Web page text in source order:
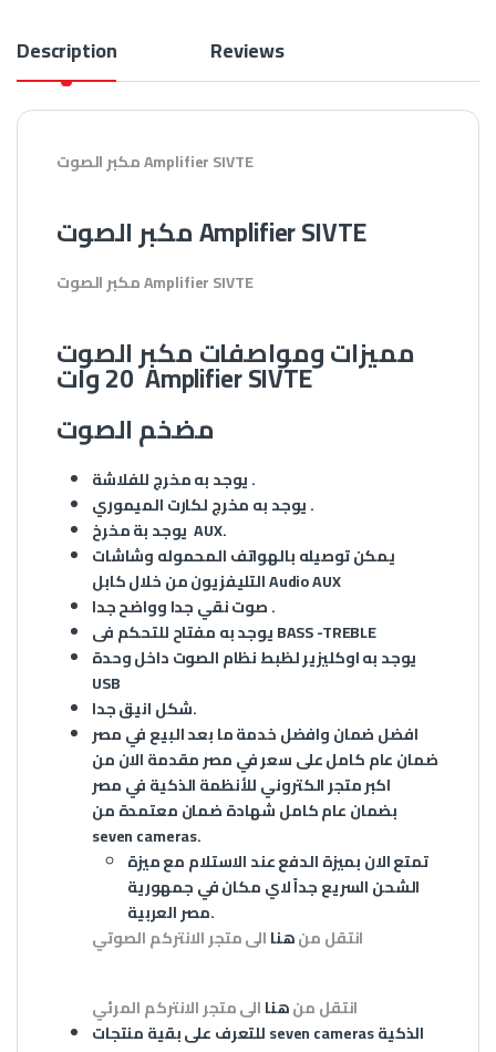
Description Reviews
مكبر الصوت Amplifier SIVTE
مكبر الصوت Amplifier SIVTE
مكبر الصوت Amplifier SIVTE
مميزات ومواصفات مكبر الصوت
20 وات Amplifier SIVTE
مضخم الصوت
يوجد به مخرج للفلاشة .
يوجد به مخرج لكارت الميموري .
يوجد بة مخرخ AUX.
يمكن توصيله بالهواتف المحموله وشاشات
التليفزيون من خلال كابل Audio AUX
صوت نقي جدا وواضح جدا .
يوجد به مفتاح للتحكم فى BASS -TREBLE
يوجد به اوكليزير لظبط نظام الصوت داخل وحدة
USB
شكل انيق جدا.
افضل ضمان وافضل خدمة ما بعد البيع في مصر
ضمان عام كامل على سعر في مصر مقدمة الان من
اكبر متجر الكتروني للأنظمة الذكية في مصر
بضمان عام كامل شهادة ضمان معتمدة من
seven cameras.
تمتع الان بميزة الدفع عند الاستلام مع ميزة
الشحن السريع جداً لاي مكان في جمهورية
مصر العربية.
انتقل منهناالى متجر الانتركم الصوتي
انتقل منهناالى متجر الانتركم المرئي
للتعرف على بقية منتجاتseven cameras